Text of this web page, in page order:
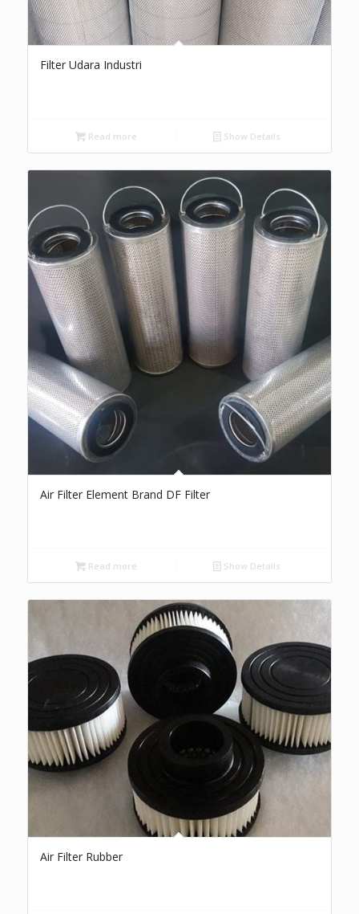
Filter Udara Industri
Read more Show Details
Air Filter Element Brand DF Filter
Read more Show Details
Air Filter Rubber